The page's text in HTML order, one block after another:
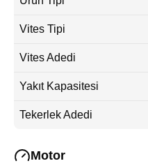
Vites Tipi
Vites Adedi
Yakıt Kapasitesi
Tekerlek Adedi
Motor